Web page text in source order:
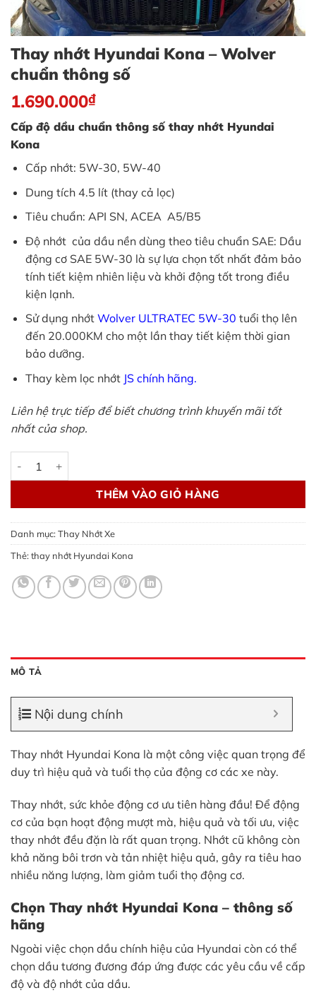
Thay nhớt Hyundai Kona – Wolver
chuẩn thông số
1.690.000₫
Cấp độ dầu chuẩn thông số thay nhớt Hyundai
Kona
Cấp nhớt: 5W-30, 5W-40
Dung tích 4.5 lít (thay cả lọc)
Tiêu chuẩn: API SN, ACEA A5/B5
Độ nhớt của dầu nền dùng theo tiêu chuẩn SAE: Dầu
động cơ SAE 5W-30 là sự lựa chọn tốt nhất đảm bảo
tính tiết kiệm nhiên liệu và khởi động tốt trong điều
kiện lạnh.
Sử dụng nhớt Wolver ULTRATEC 5W-30 tuổi thọ lên
đến 20.000KM cho một lần thay tiết kiệm thời gian
bảo dưỡng.
Thay kèm lọc nhớt JS chính hãng.
Liên hệ trực tiếp để biết chương trình khuyến mãi tốt
nhất của shop.
THÊM VÀO GIỎ HÀNG
Danh mục: Thay Nhớt Xe
Thẻ: thay nhớt Hyundai Kona
MÔ TẢ
Nội dung chính
Thay nhớt Hyundai Kona là một công việc quan trọng để
duy trì hiệu quả và tuổi thọ của động cơ các xe này.
Thay nhớt, sức khỏe động cơ ưu tiên hàng đầu! Để động
cơ của bạn hoạt động mượt mà, hiệu quả và tối ưu, việc
thay nhớt đều đặn là rất quan trọng. Nhớt cũ không còn
khả năng bôi trơn và tản nhiệt hiệu quả, gây ra tiêu hao
nhiều năng lượng, làm giảm tuổi thọ động cơ.
Chọn Thay nhớt Hyundai Kona – thông số
hãng
Ngoài việc chọn dầu chính hiệu của Hyundai còn có thể
chọn dầu tương đương đáp ứng được các yêu cầu về cấp
độ và độ nhớt của dầu.